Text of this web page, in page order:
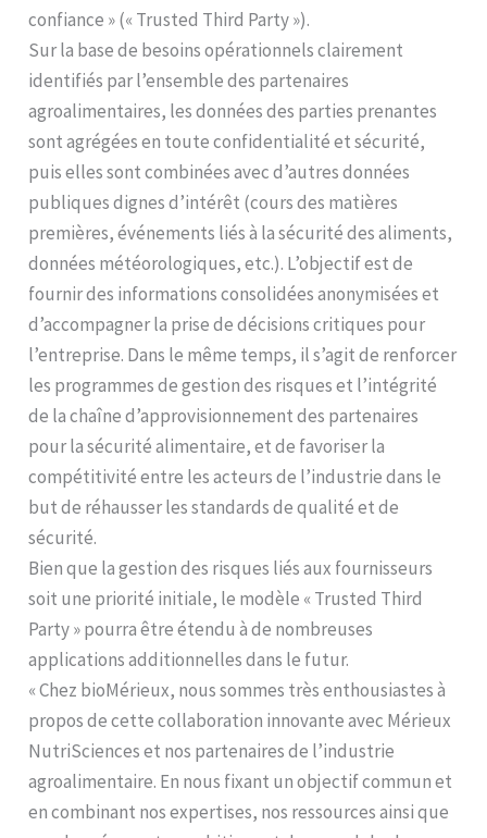
confiance » (« Trusted Third Party »).
Sur la base de besoins opérationnels clairement
identifiés par l’ensemble des partenaires
agroalimentaires, les données des parties prenantes
sont agrégées en toute confidentialité et sécurité,
puis elles sont combinées avec d’autres données
publiques dignes d’intérêt (cours des matières
premières, événements liés à la sécurité des aliments,
données météorologiques, etc.). L’objectif est de
fournir des informations consolidées anonymisées et
d’accompagner la prise de décisions critiques pour
l’entreprise. Dans le même temps, il s’agit de renforcer
les programmes de gestion des risques et l’intégrité
de la chaîne d’approvisionnement des partenaires
pour la sécurité alimentaire, et de favoriser la
compétitivité entre les acteurs de l’industrie dans le
but de réhausser les standards de qualité et de
sécurité.
Bien que la gestion des risques liés aux fournisseurs
soit une priorité initiale, le modèle « Trusted Third
Party » pourra être étendu à de nombreuses
applications additionnelles dans le futur.
« Chez bioMérieux, nous sommes très enthousiastes à
propos de cette collaboration innovante avec Mérieux
NutriSciences et nos partenaires de l’industrie
agroalimentaire. En nous fixant un objectif commun et
en combinant nos expertises, nos ressources ainsi que